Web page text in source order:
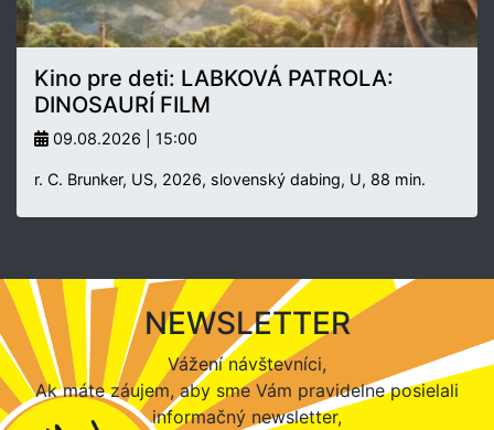
Kino pre deti: LABKOVÁ PATROLA:
DINOSAURÍ FILM
09.08.2026 | 15:00
r. C. Brunker, US, 2026, slovenský dabing, U, 88 min.
NEWSLETTER
Vážení návštevníci,
Ak máte záujem, aby sme Vám pravidelne posielali
informačný newsletter,